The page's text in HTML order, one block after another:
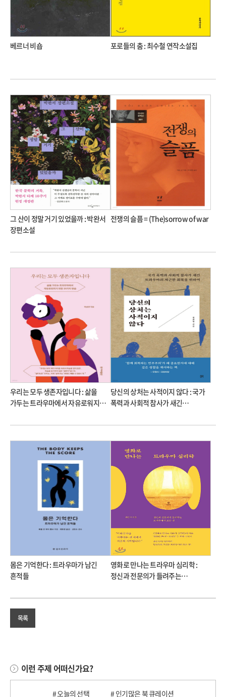
베르너 비숍 포로들의 춤 : 최수철 연작소설집
그 산이 정말 거기 있었을까 : 박완서
장편소설
전쟁의 슬픔 = (The)sorrow of war
우리는 모두 생존자입니다 : 삶을
가두는 트라우마에서 자유로워지기
당신의 상처는 사적이지 않다 : 국가
폭력과 사회적 참사가 새긴
몸은 기억한다 : 트라우마가 남긴
흔적들
영화로 만나는 트라우마 심리학 :
정신과 전문의가 들려주는
목록
이런 주제 어떠신가요?
# 오늘의 선택
# 인기많은 북 큐레이션